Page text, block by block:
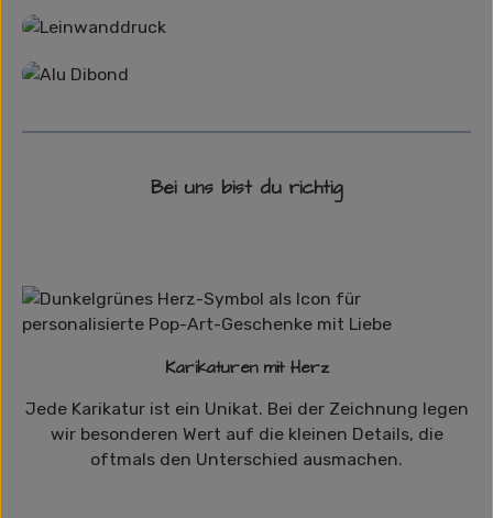
Bei uns bist du richtig
Karikaturen mit Herz
Jede Karikatur ist ein Unikat. Bei der Zeichnung legen
wir besonderen Wert auf die kleinen Details, die
oftmals den Unterschied ausmachen.